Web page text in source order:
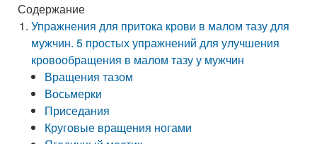
Содержание
Упражнения для притока крови в малом тазу для
мужчин. 5 простых упражнений для улучшения
кровообращения в малом тазу у мужчин
Вращения тазом
Восьмерки
Приседания
Круговые вращения ногами